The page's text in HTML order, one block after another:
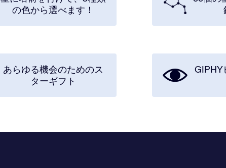
の色から選べます！
あらゆる機会のためのス
ターギフト
GIPHY